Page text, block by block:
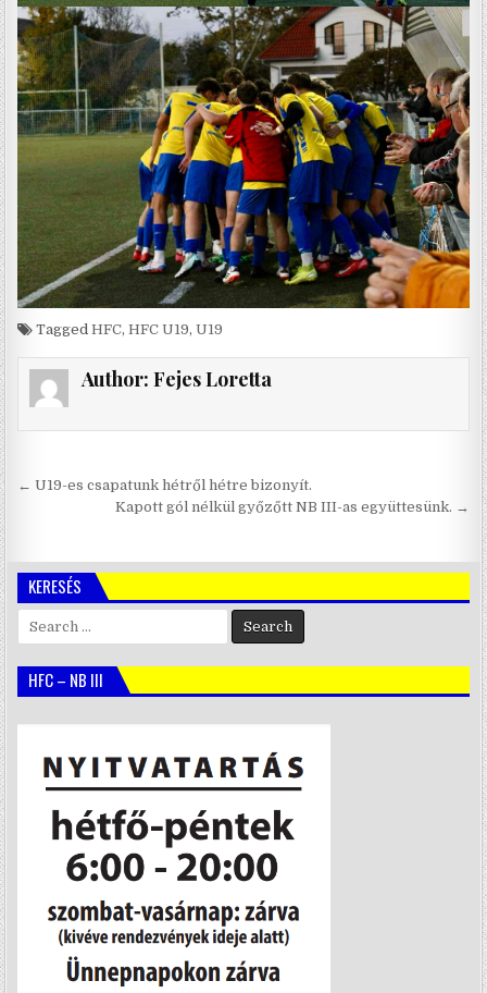
TaggedHFC,HFC U19,U19
Author: Fejes Loretta
Bejegyzés
navigáció
← U19-es csapatunk hétről hétre bizonyít.
Kapott gól nélkül győzőtt NB III-as együttesünk. →
KERESÉS
HFC – NB III